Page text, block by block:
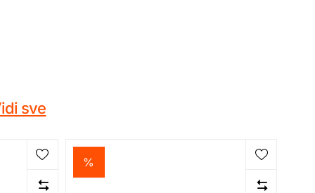
sve
%